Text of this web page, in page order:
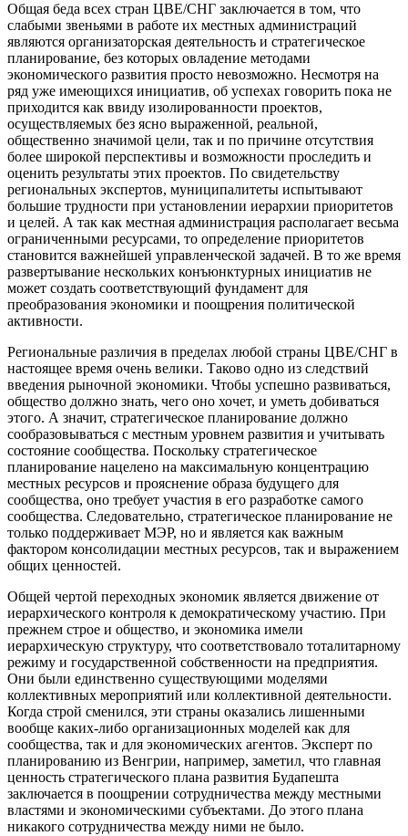
Общая беда всех стран ЦВЕ/СНГ заключается в том, что
слабыми звеньями в работе их местных администраций
являются организаторская деятельность и стратегическое
планирование, без которых овладение методами
экономического развития просто невозможно. Несмотря на
ряд уже имеющихся инициатив, об успехах говорить пока не
приходится как ввиду изолированности проектов,
осуществляемых без ясно выраженной, реальной,
общественно значимой цели, так и по причине отсутствия
более широкой перспективы и возможности проследить и
оценить результаты этих проектов. По свидетельству
региональных экспертов, муниципалитеты испытывают
большие трудности при установлении иерархии приоритетов
и целей. А так как местная администрация располагает весьма
ограниченными ресурсами, то определение приоритетов
становится важнейшей управленческой задачей. В то же время
развертывание нескольких конъюнктурных инициатив не
может создать соответствующий фундамент для
преобразования экономики и поощрения политической
активности.
Региональные различия в пределах любой страны ЦВЕ/СНГ в
настоящее время очень велики. Таково одно из следствий
введения рыночной экономики. Чтобы успешно развиваться,
общество должно знать, чего оно хочет, и уметь добиваться
этого. А значит, стратегическое планирование должно
сообразовываться с местным уровнем развития и учитывать
состояние сообщества. Поскольку стратегическое
планирование нацелено на максимальную концентрацию
местных ресурсов и прояснение образа будущего для
сообщества, оно требует участия в его разработке самого
сообщества. Следовательно, стратегическое планирование не
только поддерживает МЭР, но и является как важным
фактором консолидации местных ресурсов, так и выражением
общих ценностей.
Общей чертой переходных экономик является движение от
иерархического контроля к демократическому участию. При
прежнем строе и общество, и экономика имели
иерархическую структуру, что соответствовало тоталитарному
режиму и государственной собственности на предприятия.
Они были единственно существующими моделями
коллективных мероприятий или коллективной деятельности.
Когда строй сменился, эти страны оказались лишенными
вообще каких-либо организационных моделей как для
сообщества, так и для экономических агентов. Эксперт по
планированию из Венгрии, например, заметил, что главная
ценность стратегического плана развития Будапешта
заключается в поощрении сотрудничества между местными
властями и экономическими субъектами. До этого плана
никакого сотрудничества между ними не было.